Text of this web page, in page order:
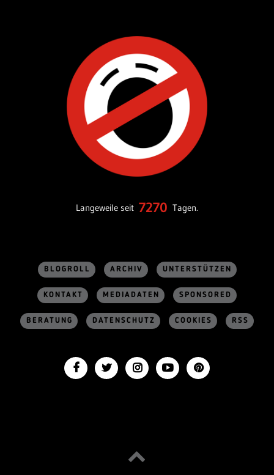
Langeweile seit 7270 Tagen.
BLOGROLL ARCHIV UNTERSTÜTZEN
KONTAKT MEDIADATEN SPONSORED
BERATUNG DATENSCHUTZ COOKIES RSS